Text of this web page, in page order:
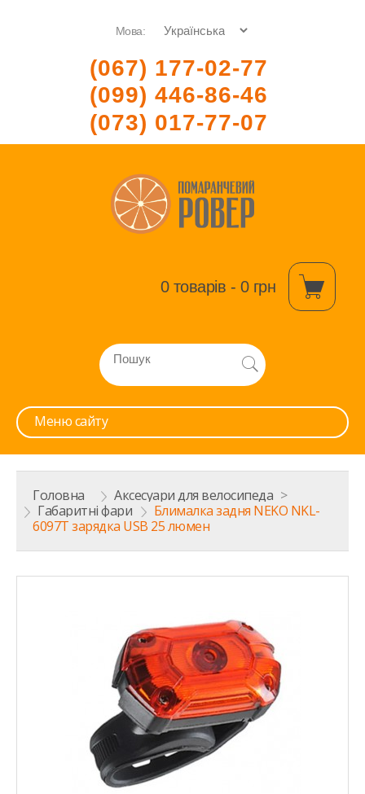
Мова:
(067) 177-02-77
(099) 446-86-46
(073) 017-77-07
0 товарів - 0 грн
Меню сайту
Головна > Аксесуари для велосипеда >
Габаритні фари > Блималка задня NEKO NKL-
6097T зарядка USB 25 люмен